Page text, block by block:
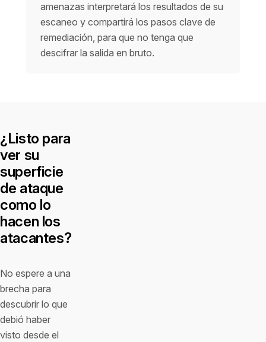
amenazas interpretará los resultados de su
escaneo y compartirá los pasos clave de
remediación, para que no tenga que
descifrar la salida en bruto.
¿Listo para
ver su
superficie
de ataque
como lo
hacen los
atacantes?
No espere a una
brecha para
descubrir lo que
debió haber
visto desde el